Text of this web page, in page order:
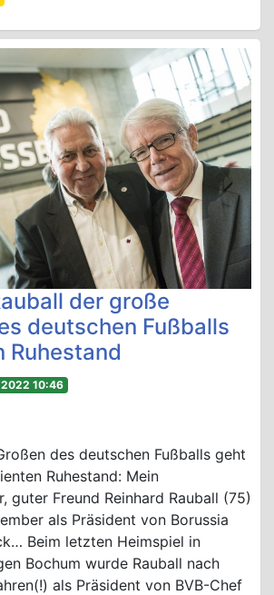
der große
deutschen Fußballs
Ruhestand
10:46
des deutschen Fußballs geht
Ruhestand: Mein
guter Freund Reinhard Rauball (75)
als Präsident von Borussia
Beim letzten Heimspiel in
Bochum wurde Rauball nach
als Präsident von BVB-Chef